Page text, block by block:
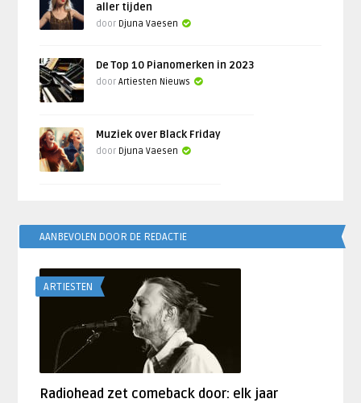
aller tijden
door Djuna Vaesen
De Top 10 Pianomerken in 2023
doorArtiesten Nieuws
Muziek over Black Friday
door Djuna Vaesen
AANBEVOLEN DOOR DE REDACTIE
ARTIESTEN
Radiohead zet comeback door: elk jaar